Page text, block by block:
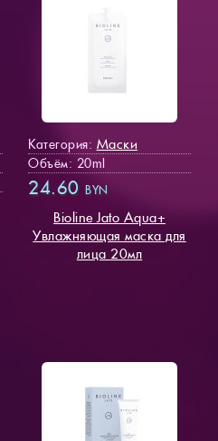
Категория: Маски
Объём: 20ml
24.60 BYN
Bioline Jato Aqua+
Увлажняющая маска для
лица 20мл